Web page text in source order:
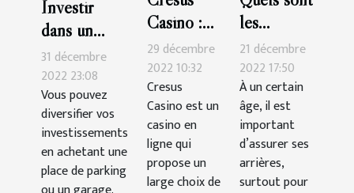
Investir
dans un
garage ou
une place de
parking :
quels atouts
?
31 décembre
2022 23:08
Vous pouvez
diversifier vos
investissements
en achetant une
place de parking
Casino :
les astuces
pour
gagner
facilement
29 décembre
2022 10:32
Cresus
Casino est un
casino en
ligne qui
propose un
large choix de
les
critères de
choix
d’une
assurance
santé ?
21 décembre
2022 17:50
À un certain
âge, il est
important
d’assurer ses
arrières,
surtout pour